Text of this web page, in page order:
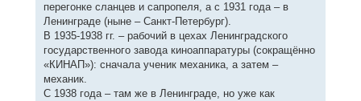
перегонке сланцев и сапропеля, а с 1931 года – в
Ленинграде (ныне – Санкт-Петербург).
В 1935-1938 гг. – рабочий в цехах Ленинградского
государственного завода киноаппаратуры (сокращённо
«КИНАП»): сначала ученик механика, а затем –
механик.
С 1938 года – там же в Ленинграде, но уже как